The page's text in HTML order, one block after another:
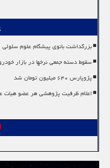
بزرگداشت بانوی پیشگام علوم سلولی
سقوط دسته جمعی نرخها در بازار
پژوپارس ۶۴۰ میلیون تومان شد
اعلام ظرفیت پژوهشی هر عضو هیات